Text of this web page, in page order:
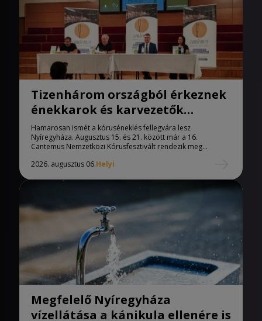
Tizenhárom országból érkeznek
énekkarok és karvezetők
Nyíregyházára
Hamarosan ismét a kóruséneklés fellegvára lesz
Nyíregyháza. Augusztus 15. és 21. között már a 16.
Cantemus Nemzetközi Kórusfesztivált rendezik meg...
2026. augusztus 06.Helyi
Megfelelő Nyíregyháza
vízellátása a kánikula ellenére is